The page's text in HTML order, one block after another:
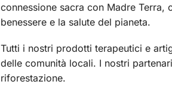
connessione sacra con Madre
benessere e la salute del pianeta.
Tutti i nostri prodotti terapeutici e
delle comunità locali. I nostri
riforestazione.